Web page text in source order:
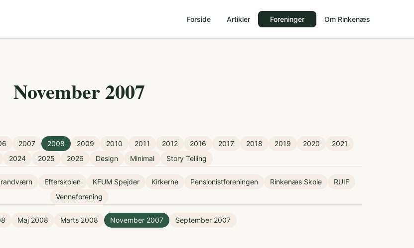
Forside Artikler Foreninger Om Rinkenæs
November 2007
2007 2008 2009 2010 2011 2012 2016 2017 2018 2019 2020
2021
2024 2025 2026 Design Minimal Story Telling
Efterskolen KFUM Spejder Kirkerne Pensionistforeningen Rinkenæs Skole
RUIF
Venneforening
Maj 2008 Marts 2008 November 2007 September 2007